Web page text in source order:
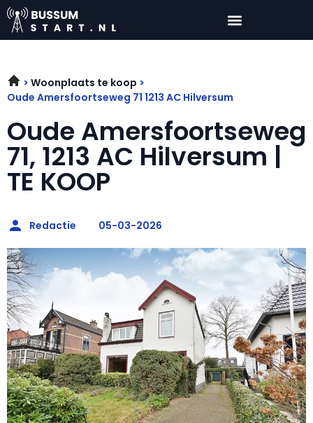
Woonplaats te koop
Oude Amersfoortseweg 71 1213 AC Hilversum
Oude Amersfoortseweg
71, 1213 AC Hilversum |
TE KOOP
Redactie 05-03-2026